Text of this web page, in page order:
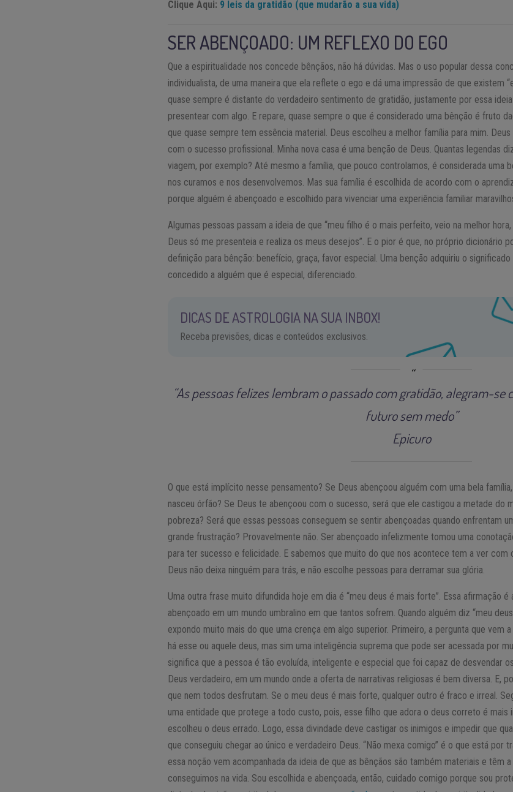
Clique Aqui: 9 leis da gratidão (que mudarão a sua vida)
SER ABENÇOADO: UM REFLEXO DO EGO
Que a espiritualidade nos concede bênçãos, não há dúvidas. Mas o uso popular dessa
individualista, de uma maneira que ela reflete o ego e dá uma impressão de que existem
quase sempre é distante do verdadeiro sentimento de gratidão, justamente por essa
presentear com algo. E repare, quase sempre o que é considerado uma bênção é fruto
que quase sempre tem essência material. Deus escolheu a melhor família para mim.
com o sucesso profissional. Minha nova casa é uma benção de Deus. Quantas legendas
viagem, por exemplo? Até mesmo a família, que pouco controlamos, é considerada uma
nos curamos e nos desenvolvemos. Mas sua família é escolhida de acordo com o
porque alguém é abençoado e escolhido para vivenciar uma experiência familiar
Algumas pessoas passam a ideia de que “meu filho é o mais perfeito, veio na melhor
Deus só me presenteia e realiza os meus desejos”. E o pior é que, no próprio dicionário
definição para bênção: benefício, graça, favor especial. Uma benção adquiriu o
concedido a alguém que é especial, diferenciado.
DICAS DE ASTROLOGIA NA SUA INBOX!
Receba previsões, dicas e conteúdos exclusivos.
“As pessoas felizes lembram o passado com gratidão, alegram-se
futuro sem medo”
Epicuro
O que está implícito nesse pensamento? Se Deus abençoou alguém com uma bela
nasceu órfão? Se Deus te abençoou com o sucesso, será que ele castigou a metade do
pobreza? Será que essas pessoas conseguem se sentir abençoadas quando enfrentam
grande frustração? Provavelmente não. Ser abençoado infelizmente tomou uma
para ter sucesso e felicidade. E sabemos que muito do que nos acontece tem a ver com
Deus não deixa ninguém para trás, e não escolhe pessoas para derramar sua glória.
Uma outra frase muito difundida hoje em dia é “meu deus é mais forte”. Essa afirmação é
abençoado em um mundo umbralino em que tantos sofrem. Quando alguém diz “meu
expondo muito mais do que uma crença em algo superior. Primeiro, a pergunta que vem
há esse ou aquele deus, mas sim uma inteligência suprema que pode ser acessada por
significa que a pessoa é tão evoluída, inteligente e especial que foi capaz de desvendar
Deus verdadeiro, em um mundo onde a oferta de narrativas religiosas é bem diversa. E,
que nem todos desfrutam. Se o meu deus é mais forte, qualquer outro é fraco e irreal.
uma entidade que protege a todo custo, pois, esse filho que adora o deus correto é mais
escolheu o deus errado. Logo, essa divindade deve castigar os inimigos e impedir que
que conseguiu chegar ao único e verdadeiro Deus. “Não mexa comigo” é o que está por
essa noção vem acompanhada da ideia de que as bênçãos são também materiais e têm
conseguimos na vida. Sou escolhida e abençoada, então, cuidado comigo porque sou